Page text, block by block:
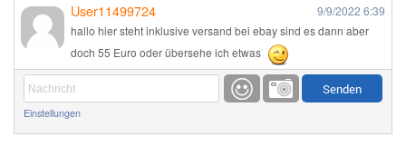
User11499724 9/9/2022 6:39
hallo hier steht inklusive versand bei ebay sind es dann aber
doch 55 Euro oder übersehe ich etwas
Günni 9/1/20226:17
Einstellungen